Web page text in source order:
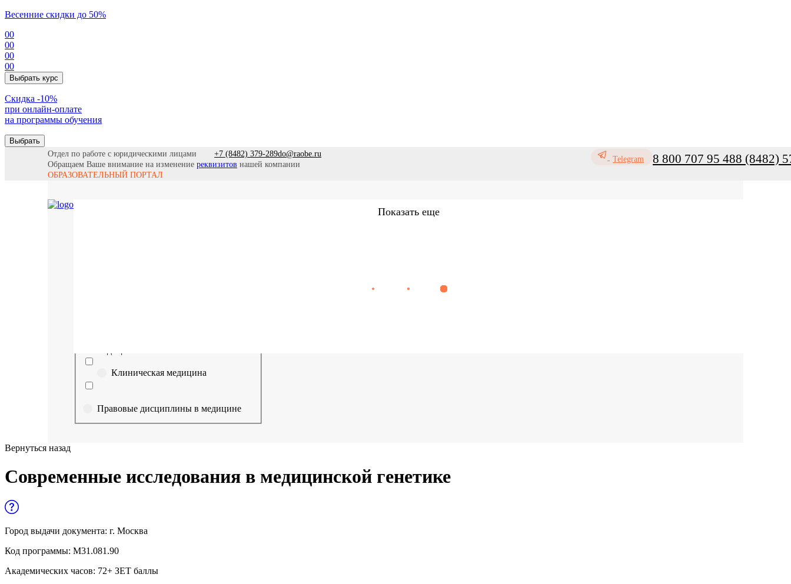
Весенние скидки до 50%
00
00
00
00
Выбрать курс
Cкидка -10%
при онлайн-оплате
на программы обучения
Выбрать
Отдел по работе с юридическими лицами
+7 (8482) 379-289do@raobe.ru
Обращаем Ваше внимание на изменениереквизитов нашей компании
ОБРАЗОВАТЕЛЬНЫЙ ПОРТАЛ
Telegram 8 800 707 95 488 (8482)
Показать еще
Эпидемиология
Клиническая медицина
Правовые дисциплины в медицине
медицине
Образование и педагогические науки
Социология и социальная работа
Вернуться назад
Современные исследования в медицинской генетике
Город выдачи документа: г. Москва
Код программы: М31.081.90
Академических часов: 72+ ЗЕТ баллы